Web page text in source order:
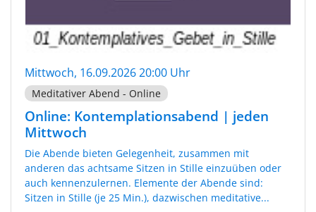
Mittwoch, 16.09.2026 20:00 Uhr
Meditativer Abend - Online
Online: Kontemplationsabend | jeden
Mittwoch
Die Abende bieten Gelegenheit, zusammen mit
anderen das achtsame Sitzen in Stille einzuüben oder
auch kennenzulernen. Elemente der Abende sind:
Sitzen in Stille (je 25 Min.), dazwischen meditative...